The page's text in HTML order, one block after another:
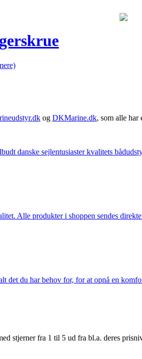
og DKMarine.dk, som alle har
danske sejlentusiaster kvalitets
Alle produkter i shoppen sendes
det du har behov for, for at opnå en
stjerner fra 1 til 5 ud fra bl.a. deres